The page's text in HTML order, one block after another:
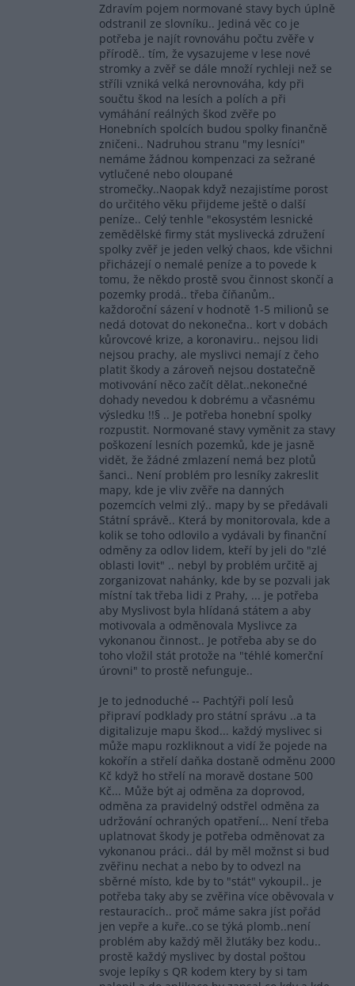
Zdravím pojem normované stavy bych úplně
odstranil ze slovníku.. Jediná věc co je
potřeba je najít rovnováhu počtu zvěře v
přírodě.. tím, že vysazujeme v lese nové
stromky a zvěř se dále množí rychleji než se
stříli vzniká velká nerovnováha, kdy při
součtu škod na lesích a polích a při
vymáhání reálných škod zvěře po
Honebních spolcích budou spolky finančně
zničeni.. Nadruhou stranu "my lesníci"
nemáme žádnou kompenzaci za sežrané
vytlučené nebo oloupané
stromečky..Naopak když nezajistíme porost
do určitého věku přijdeme ještě o další
peníze.. Celý tenhle "ekosystém lesnické
zemědělské firmy stát myslivecká združení
spolky zvěř je jeden velký chaos, kde všichni
přicházejí o nemalé peníze a to povede k
tomu, že někdo prostě svou činnost skončí a
pozemky prodá.. třeba číňanům..
každoroční sázení v hodnotě 1-5 milionů se
nedá dotovat do nekonečna.. kort v dobách
kůrovcové krize, a koronaviru.. nejsou lidi
nejsou prachy, ale myslivci nemají z čeho
platit škody a zároveň nejsou dostatečně
motivování něco začít dělat..nekonečné
dohady nevedou k dobrému a včasnému
výsledku !!§ .. Je potřeba honební spolky
rozpustit. Normované stavy vyměnit za stavy
poškození lesních pozemků, kde je jasně
vidět, že žádné zmlazení nemá bez plotů
šanci.. Není problém pro lesníky zakreslit
mapy, kde je vliv zvěře na danných
pozemcích velmi zlý.. mapy by se předávali
Státní správě.. Která by monitorovala, kde a
kolik se toho odlovilo a vydávali by finanční
odměny za odlov lidem, kteří by jeli do "zlé
oblasti lovit" .. nebyl by problém určitě aj
zorganizovat nahánky, kde by se pozvali jak
místní tak třeba lidi z Prahy, ... je potřeba
aby Myslivost byla hlídaná státem a aby
motivovala a odměnovala Myslivce za
vykonanou činnost.. Je potřeba aby se do
toho vložil stát protože na "téhlé komerční
úrovni" to prostě nefunguje..
Je to jednoduché -- Pachtýři polí lesů
připraví podklady pro státní správu ..a ta
digitalizuje mapu škod... každý myslivec si
může mapu rozkliknout a vidí že pojede na
kokořín a střelí daňka dostaně odměnu 2000
Kč když ho střelí na moravě dostane 500
Kč... Může být aj odměna za doprovod,
odměna za pravidelný odstřel odměna za
udržování ochraných opatření... Není třeba
uplatnovat škody je potřeba odměnovat za
vykonanou práci.. dál by měl možnst si bud
zvěřinu nechat a nebo by to odvezl na
sběrné místo, kde by to "stát" vykoupil.. je
potřeba taky aby se zvěřina více oběvovala v
restauracích.. proč máme sakra jíst pořád
jen vepře a kuře..co se týká plomb..není
problém aby každý měl žluťáky bez kodu..
prostě každý myslivec by dostal poštou
svoje lepíky s QR kodem ktery by si tam